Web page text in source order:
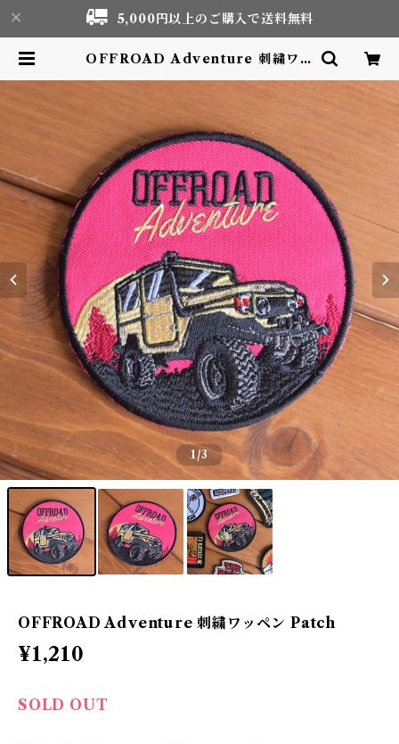
5,000円以上のご購入で送料無料
OFFROAD Adventure 刺繍ワッ
door Adventure Tourism gea
1/3
OFFROAD Adventure 刺繍ワッペン Patch
¥1,210
SOLD OUT